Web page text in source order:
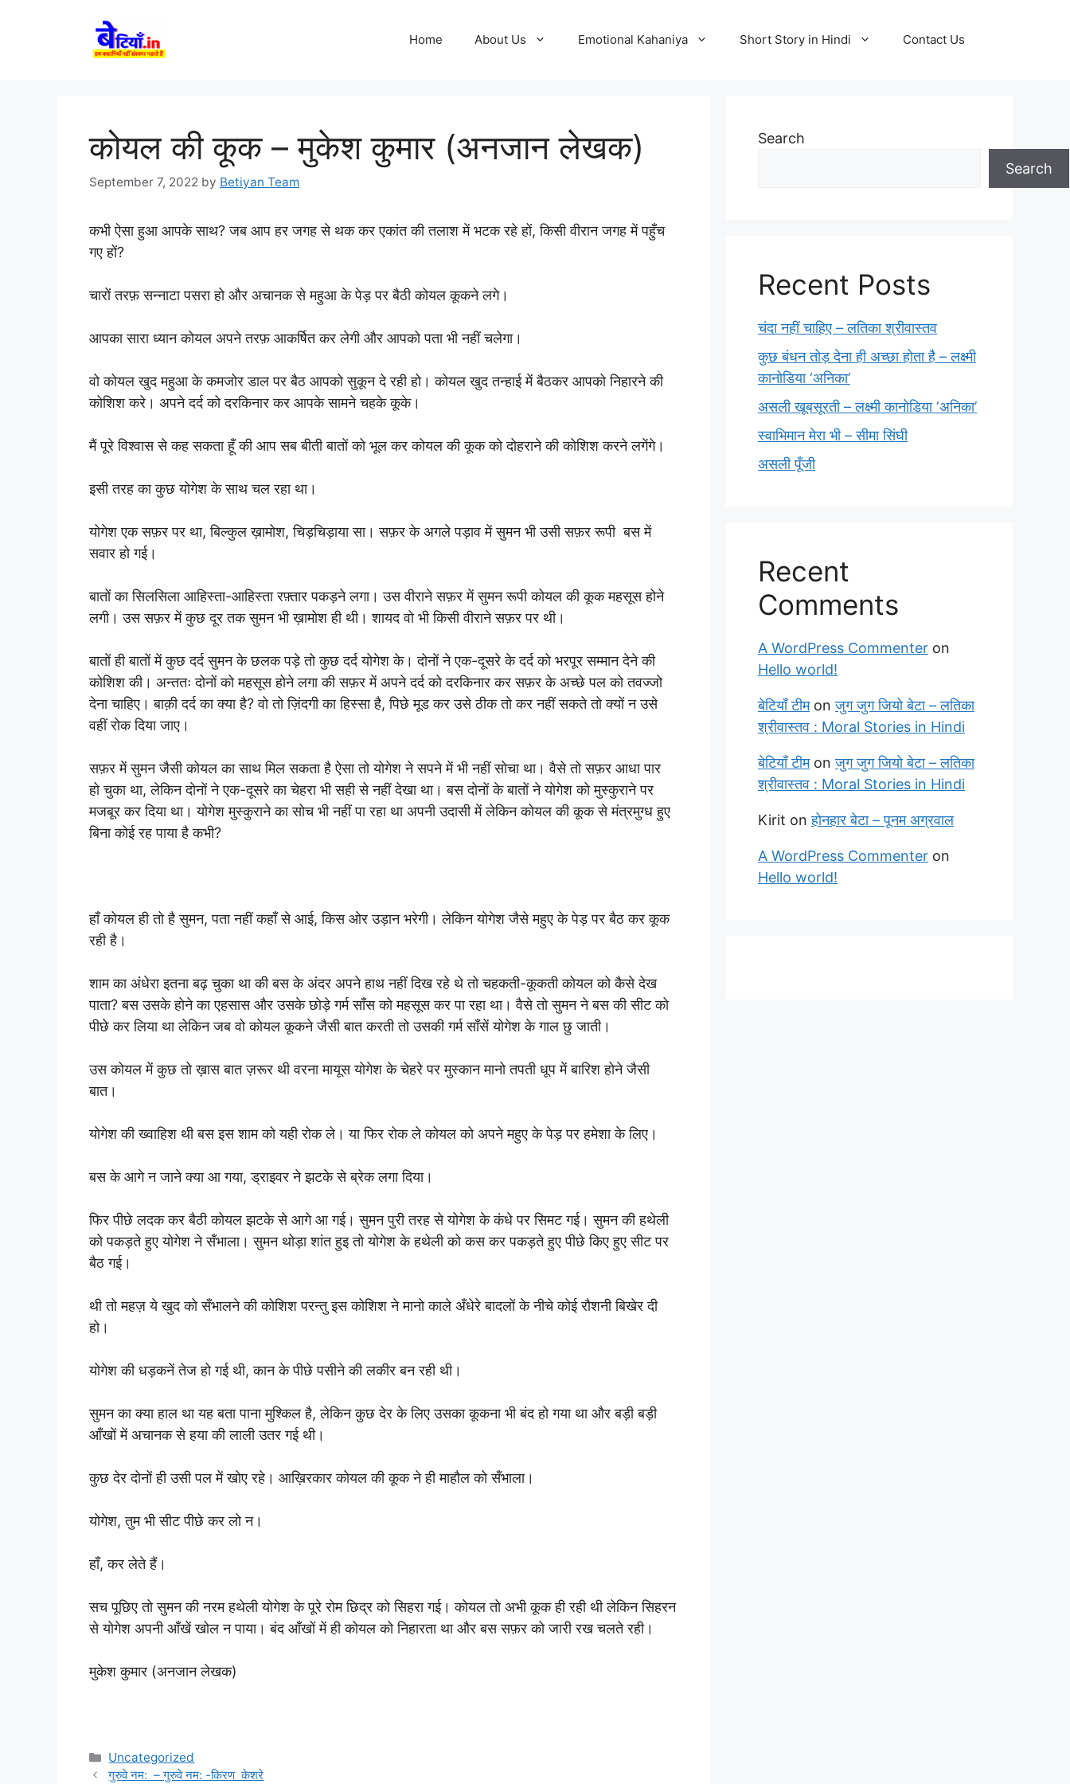
Home About Us Emotional Kahaniya Short Story in Hindi Contact Us
कोयल की कूक – मुकेश कुमार (अनजान लेखक)
September 7, 2022 by Betiyan Team
कभी ऐसा हुआ आपके साथ? जब आप हर जगह से थक कर एकांत की तलाश में भटक रहे हों, किसी वीरान जगह में पहुँच
गए हों?
चारों तरफ़ सन्नाटा पसरा हो और अचानक से महुआ के पेड़ पर बैठी कोयल कूकने लगे।
आपका सारा ध्यान कोयल अपने तरफ़ आकर्षित कर लेगी और आपको पता भी नहीं चलेगा।
वो कोयल खुद महुआ के कमजोर डाल पर बैठ आपको सुकून दे रही हो। कोयल खुद तन्हाई में बैठकर आपको निहारने की
कोशिश करे। अपने दर्द को दरकिनार कर आपके सामने चहके कूके।
मैं पूरे विश्वास से कह सकता हूँ की आप सब बीती बातों को भूल कर कोयल की कूक को दोहराने की कोशिश करने लगेंगे।
इसी तरह का कुछ योगेश के साथ चल रहा था।
योगेश एक सफ़र पर था, बिल्कुल ख़ामोश, चिड़चिड़ाया सा। सफ़र के अगले पड़ाव में सुमन भी उसी सफ़र रूपी बस में
सवार हो गई।
बातों का सिलसिला आहिस्ता-आहिस्ता रफ़्तार पकड़ने लगा। उस वीराने सफ़र में सुमन रूपी कोयल की कूक महसूस होने
लगी। उस सफ़र में कुछ दूर तक सुमन भी ख़ामोश ही थी। शायद वो भी किसी वीराने सफ़र पर थी।
बातों ही बातों में कुछ दर्द सुमन के छलक पड़े तो कुछ दर्द योगेश के। दोनों ने एक-दूसरे के दर्द को भरपूर सम्मान देने की
कोशिश की। अन्ततः दोनों को महसूस होने लगा की सफ़र में अपने दर्द को दरकिनार कर सफ़र के अच्छे पल को तवज्जो
देना चाहिए। बाक़ी दर्द का क्या है? वो तो ज़िंदगी का हिस्सा है, पिछे मूड कर उसे ठीक तो कर नहीं सकते तो क्यों न उसे
वहीं रोक दिया जाए।
सफ़र में सुमन जैसी कोयल का साथ मिल सकता है ऐसा तो योगेश ने सपने में भी नहीं सोचा था। वैसे तो सफ़र आधा पार
हो चुका था, लेकिन दोनों ने एक-दूसरे का चेहरा भी सही से नहीं देखा था। बस दोनों के बातों ने योगेश को मुस्कुराने पर
मजबूर कर दिया था। योगेश मुस्कुराने का सोच भी नहीं पा रहा था अपनी उदासी में लेकिन कोयल की कूक से मंत्रमुग्ध हुए
बिना कोई रह पाया है कभी?
हाँ कोयल ही तो है सुमन, पता नहीं कहाँ से आई, किस ओर उड़ान भरेगी। लेकिन योगेश जैसे महुए के पेड़ पर बैठ कर कूक
रही है।
शाम का अंधेरा इतना बढ़ चुका था की बस के अंदर अपने हाथ नहीं दिख रहे थे तो चहकती-कूकती कोयल को कैसे देख
पाता? बस उसके होने का एहसास और उसके छोड़े गर्म साँस को महसूस कर पा रहा था। वैसे तो सुमन ने बस की सीट को
पीछे कर लिया था लेकिन जब वो कोयल कूकने जैसी बात करती तो उसकी गर्म साँसें योगेश के गाल छु जाती।
उस कोयल में कुछ तो ख़ास बात ज़रूर थी वरना मायूस योगेश के चेहरे पर मुस्कान मानो तपती धूप में बारिश होने जैसी
बात।
योगेश की ख्वाहिश थी बस इस शाम को यही रोक ले। या फिर रोक ले कोयल को अपने महुए के पेड़ पर हमेशा के लिए।
बस के आगे न जाने क्या आ गया, ड्राइवर ने झटके से ब्रेक लगा दिया।
फिर पीछे लदक कर बैठी कोयल झटके से आगे आ गई। सुमन पुरी तरह से योगेश के कंधे पर सिमट गई। सुमन की हथेली
को पकड़ते हुए योगेश ने सँभाला। सुमन थोड़ा शांत हुइ तो योगेश के हथेली को कस कर पकड़ते हुए पीछे किए हुए सीट पर
बैठ गई।
थी तो महज़ ये खुद को सँभालने की कोशिश परन्तु इस कोशिश ने मानो काले अँधेरे बादलों के नीचे कोई रौशनी बिखेर दी
हो।
योगेश की धड़कनें तेज हो गई थी, कान के पीछे पसीने की लकीर बन रही थी।
सुमन का क्या हाल था यह बता पाना मुश्किल है, लेकिन कुछ देर के लिए उसका कूकना भी बंद हो गया था और बड़ी बड़ी
आँखों में अचानक से हया की लाली उतर गई थी।
कुछ देर दोनों ही उसी पल में खोए रहे। आख़िरकार कोयल की कूक ने ही माहौल को सँभाला।
योगेश, तुम भी सीट पीछे कर लो न।
हाँ, कर लेते हैं।
सच पूछिए तो सुमन की नरम हथेली योगेश के पूरे रोम छिद्र को सिहरा गई। कोयल तो अभी कूक ही रही थी लेकिन सिहरन
से योगेश अपनी आँखें खोल न पाया। बंद आँखों में ही कोयल को निहारता था और बस सफ़र को जारी रख चलते रही।
मुकेश कुमार (अनजान लेखक)
Categories
Uncategorized
गुरुवे नम: – गुरुवे नम: -किरण केशरे
Search
Search
Recent Posts
चंदा नहीं चाहिए – लतिका श्रीवास्तव
कुछ बंधन तोड़ देना ही अच्छा होता है – लक्ष्मी
कानोडिया ‘अनिका’
असली खूबसूरती – लक्ष्मी कानोडिया ‘अनिका’
स्वाभिमान मेरा भी – सीमा सिंघी
असली पूँजी
Recent
Comments
A WordPress Commenter on
Hello world!
बेटियाँ टीमonजुग जुग जियो बेटा – लतिका
श्रीवास्तव : Moral Stories in Hindi
बेटियाँ टीमonजुग जुग जियो बेटा – लतिका
श्रीवास्तव : Moral Stories in Hindi
Kirit onहोनहार बेटा – पूनम अग्रवाल
A WordPress Commenter on
Hello world!